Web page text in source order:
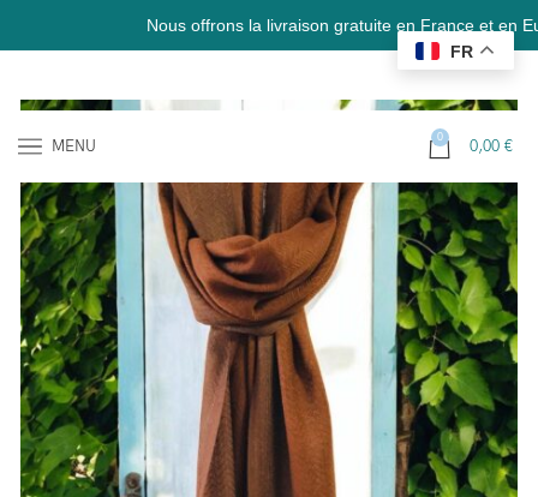
Nous offrons la livraison gratuite en France et en Europe
MENU 0 0,00 €
FR